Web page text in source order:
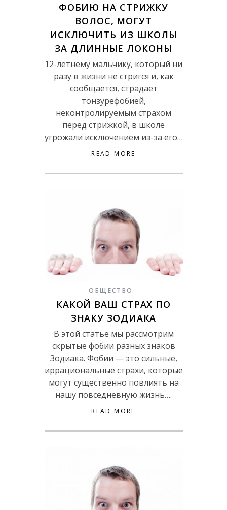
ФОБИЮ НА СТРИЖКУ
ВОЛОС, МОГУТ
ИСКЛЮЧИТЬ ИЗ ШКОЛЫ
ЗА ДЛИННЫЕ ЛОКОНЫ
12-летнему мальчику, который ни
разу в жизни не стригся и, как
сообщается, страдает
тонзурефобией,
неконтролируемым страхом
перед стрижкой, в школе
угрожали исключением из-за его…
READ MORE
ОБЩЕСТВО
КАКОЙ ВАШ СТРАХ ПО
ЗНАКУ ЗОДИАКА
В этой статье мы рассмотрим
скрытые фобии разных знаков
Зодиака. Фобии — это сильные,
иррациональные страхи, которые
могут существенно повлиять на
нашу повседневную жизнь….
READ MORE